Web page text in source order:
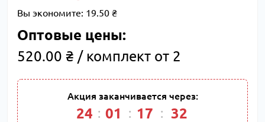
Вы экономите: 19.50 ₴
Оптовые цены:
520.00 ₴ / комплект от 2
Акция заканчивается через:
24 01 17 32